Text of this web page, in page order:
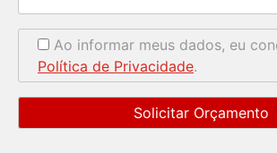
Ao informar meus dados, eu
Política de Privacidade.